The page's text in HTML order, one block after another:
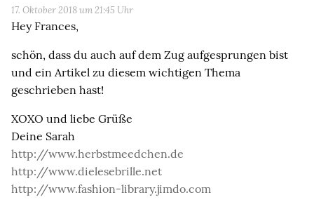
17. Oktober 2018 um 21:45 Uhr
Hey Frances,
schön, dass du auch auf dem Zug aufgesprungen bist
und ein Artikel zu diesem wichtigen Thema
geschrieben hast!
XOXO und liebe Grüße
Deine Sarah
http://www.herbstmeedchen.de
http://www.dielesebrille.net
http://www.fashion-library.jimdo.com